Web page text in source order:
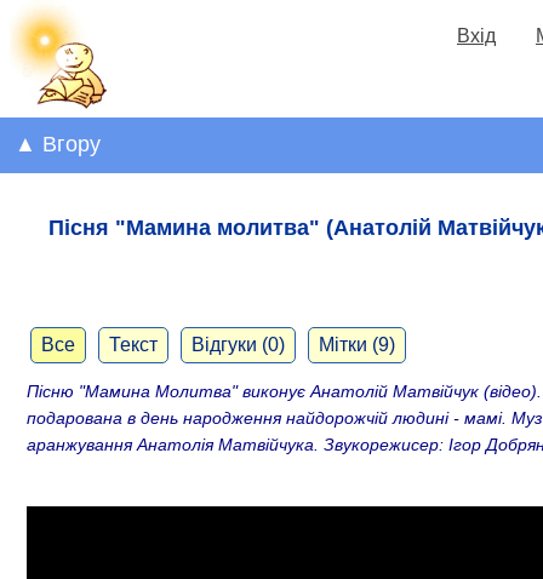
Вхід
▲ Вгору
Пісня "Мамина молитва" (Анатолій
Все Текст Відгуки (0) Мітки (9)
Пісню "Мамина Молитва" виконує Анатолій Матвійчук (відео).
подарована в день народження найдорожчій людині - мамі.
аранжування Анатолія Матвійчука. Звукорежисер: Ігор